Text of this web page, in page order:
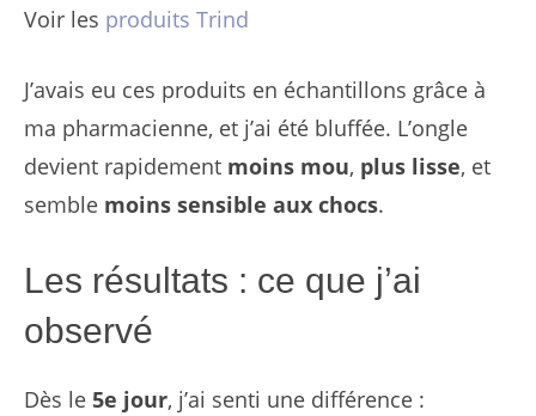
Voir les produits Trind
J’avais eu ces produits en échantillons grâce à
ma pharmacienne, et j’ai été bluffée. L’ongle
devient rapidement moins mou, plus lisse, et
semble moins sensible aux chocs.
Les résultats : ce que j’ai
observé
Dès le 5e jour, j’ai senti une différence :